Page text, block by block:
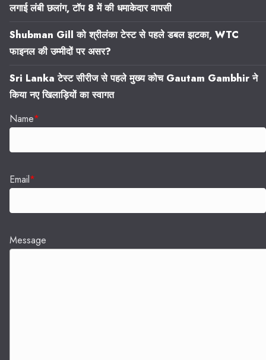
लगाई लंबी छलांग, टॉप 8 में की धमाकेदार वापसी
Shubman Gill को श्रीलंका टेस्ट से पहले डबल झटका, WTC
फाइनल की उम्मीदों पर असर?
Sri Lanka टेस्ट सीरीज से पहले मुख्य कोच Gautam Gambhir ने
किया नए खिलाड़ियों का स्वागत
Name*
Email*
Message